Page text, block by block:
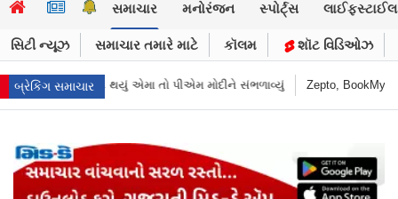
સમાચાર મનોરંજન સ્પોર્ટ્સ લાઈફસ્ટાઈલ
સિટી ન્યૂઝ સમાચાર તમારે માટે કૉલમ શૉટ વિડિઓઝ
બ્રેકિંગ સમાચાર
મોદીને સંભળાવ્યું Zepto, BookMyShow, ઇન્ડિગો સહિત ૯ ડિજિટલ